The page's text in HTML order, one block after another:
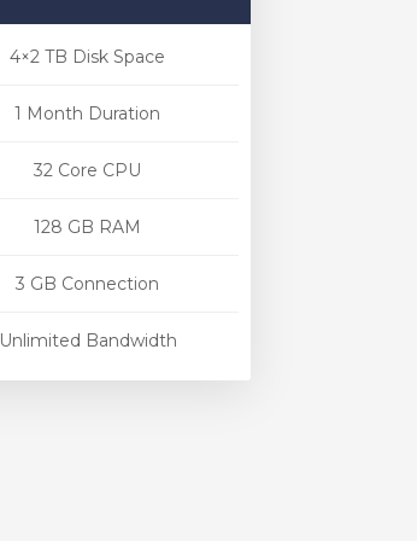
4×2 TB Disk Space
1 Month Duration
32 Core CPU
128 GB RAM
3 GB Connection
Unlimited Bandwidth